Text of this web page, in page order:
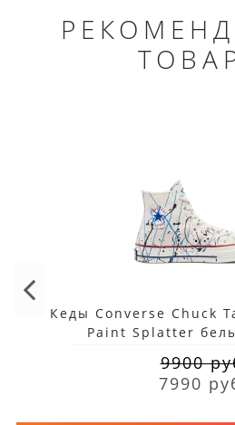
Кеды Converse Chuck
Paint Splatter
9900
7990